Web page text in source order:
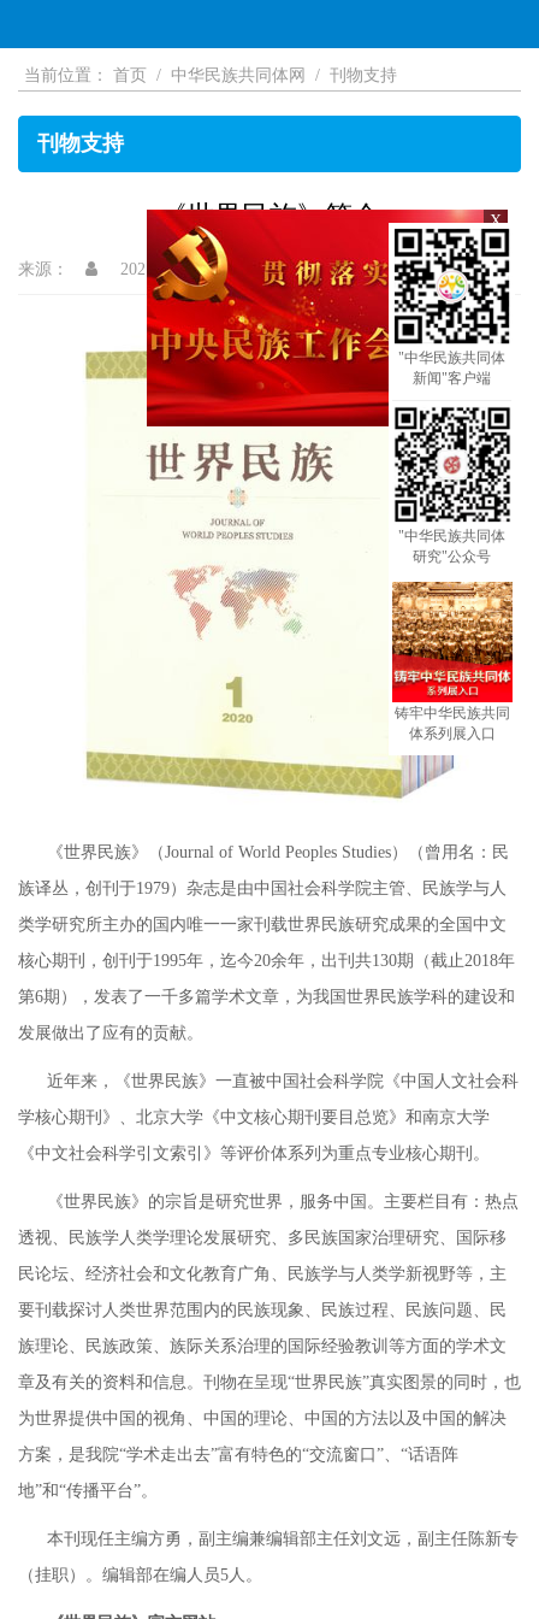
当前位置： 首页 / 中华民族共同体网 / 刊物支持
刊物支持
《世界民族》简介
来源： 2021-04-15 16:17 【字体：大 中 小 】 打印
《世界民族》（Journal of World Peoples Studies）（曾用名：民
族译丛，创刊于1979）杂志是由中国社会科学院主管、民族学与人
类学研究所主办的国内唯一一家刊载世界民族研究成果的全国中文
核心期刊，创刊于1995年，迄今20余年，出刊共130期（截止2018年
第6期），发表了一千多篇学术文章，为我国世界民族学科的建设和
发展做出了应有的贡献。
近年来，《世界民族》一直被中国社会科学院《中国人文社会科
学核心期刊》、北京大学《中文核心期刊要目总览》和南京大学
《中文社会科学引文索引》等评价体系列为重点专业核心期刊。
《世界民族》的宗旨是研究世界，服务中国。主要栏目有：热点
透视、民族学人类学理论发展研究、多民族国家治理研究、国际移
民论坛、经济社会和文化教育广角、民族学与人类学新视野等，主
要刊载探讨人类世界范围内的民族现象、民族过程、民族问题、民
族理论、民族政策、族际关系治理的国际经验教训等方面的学术文
章及有关的资料和信息。刊物在呈现“世界民族”真实图景的同时，也
为世界提供中国的视角、中国的理论、中国的方法以及中国的解决
方案，是我院“学术走出去”富有特色的“交流窗口”、“话语阵
地”和“传播平台”。
本刊现任主编方勇，副主编兼编辑部主任刘文远，副主任陈新专
（挂职）。编辑部在编人员5人。
"中华民族共同体
新闻"客户端
"中华民族共同体
研究"公众号
铸牢中华民族共同
体系列展入口
X